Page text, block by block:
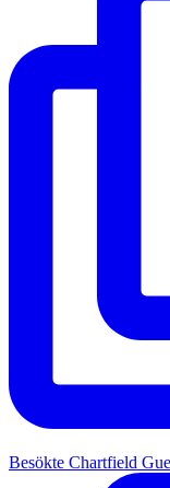
Besökte Chartfield